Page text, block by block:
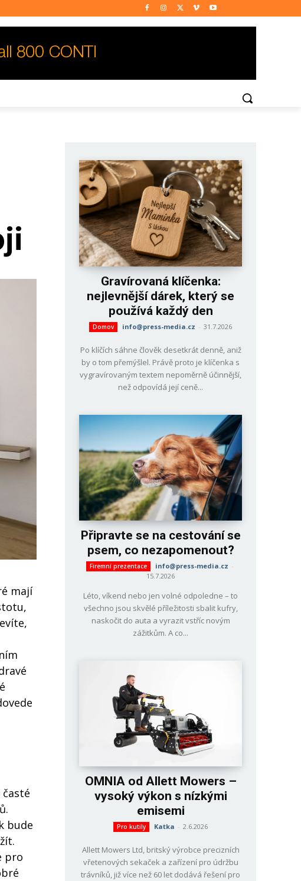
mají
bude
pro
Gravírovaná klíčenka:
nejlevnější dárek, který se
používá každý den
Domov info@press-media.cz - 31.7.2026
Po klíčích sáhne člověk desetkrát denně, aniž
by o tom přemýšlel. Právě proto je klíčenka s
vygravírovaným textem nepoměrně účinnější,
než odpovídá její ceně...
Připravte se na cestování se
psem, co nezapomenout?
Firemní prezentace info@press-media.cz -
15.7.2026
Léto, víkend nebo jen volné odpoledne – to
všechno jsou skvělé příležitosti sbalit kufry,
naskočit do auta a vyrazit vstříc novým
zážitkům. A co...
OMNIA od Allett Mowers –
vysoký výkon s nízkými
emisemi
Pro kutily Katka - 2.6.2026
Allett Mowers Ltd, britský výrobce precizních
vřetenových sekaček a zařízení pro údržbu
trávníků, již více než 60 let dodává řešení pro